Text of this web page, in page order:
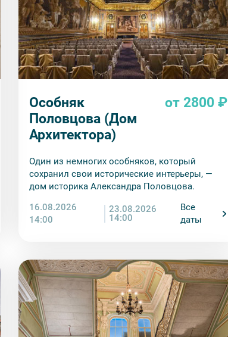
Особняк
Половцова (Дом
Архитектора)
от 2800 ₽
Один из немногих особняков, который
сохранил свои исторические интерьеры, —
дом историка Александра Половцова.
16.08.2026
14:00
23.08.2026
14:00
Все
даты